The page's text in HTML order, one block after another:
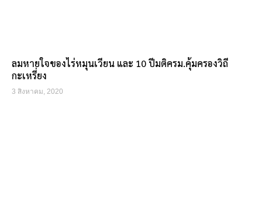
ลมหายใจของไร่หมุนเวียน และ 10 ปีมติครม.คุ้มครองวิถี
กะเหรี่ยง
3 สิงหาคม, 2020